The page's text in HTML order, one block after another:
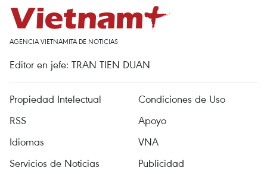
AGENCIA VIETNAMITA DE NOTICIAS
Editor en jefe: TRAN TIEN DUAN
Propiedad Intelectual
Condiciones de Uso
RSS
Apoyo
Idiomas
VNA
Servicios de Noticias
Publicidad